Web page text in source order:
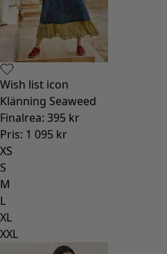
Wish list icon
Klänning Seaweed
Finalrea: 395 kr
Pris: 1 095 kr
XS
S
M
L
XL
XXL